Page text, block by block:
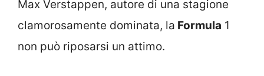
Max Verstappen, autore di una stagione
clamorosamente dominata, la Formula 1
non può riposarsi un attimo.